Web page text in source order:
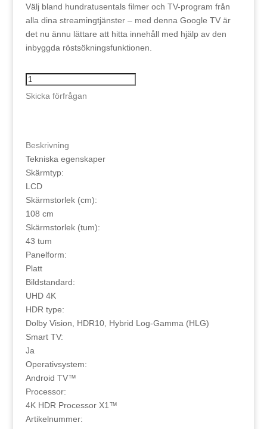
Välj bland hundratusentals filmer och TV-program från
alla dina streamingtjänster – med denna Google TV är
det nu ännu lättare att hitta innehåll med hjälp av den
inbyggda röstsökningsfunktionen.
Sony
43"
Skicka förfrågan
Beskrivning
Tekniska egenskaper
Skärmtyp:
LCD
Skärmstorlek (cm):
108 cm
Skärmstorlek (tum):
43 tum
Panelform:
Platt
Bildstandard:
UHD 4K
HDR type:
Dolby Vision, HDR10, Hybrid Log-Gamma (HLG)
Smart TV:
Ja
Operativsystem:
Android TV™
Processor:
4K HDR Processor X1™
Artikelnummer: